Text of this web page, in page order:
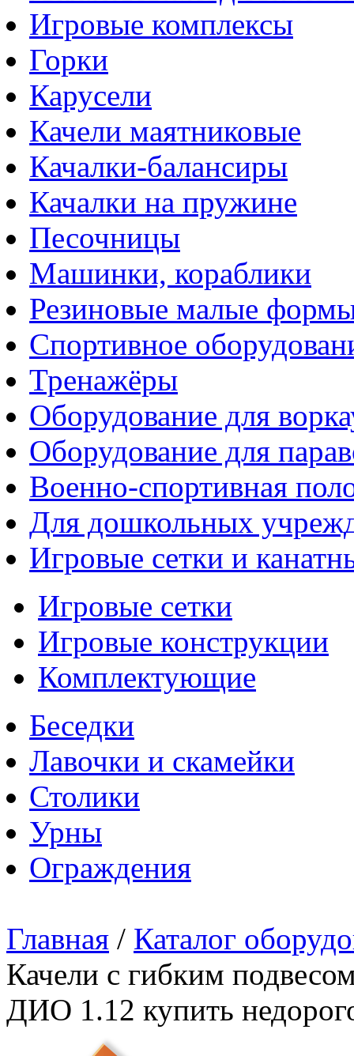
Игровые комплексы
Горки
Карусели
Качели маятниковые
Качалки-балансиры
Качалки на пружине
Песочницы
Машинки, кораблики
Резиновые малые
Спортивное
Тренажёры
Оборудование для
Оборудование для
Военно-спортивная
Для дошкольных
Игровые сетки и
Игровые сетки
Игровые конструкции
Комплектующие
Беседки
Лавочки и скамейки
Столики
Урны
Ограждения
Главная / Каталог
Качели с гибким
ДИО 1.12 купить